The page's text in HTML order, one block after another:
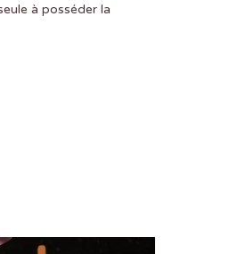
à posséder la